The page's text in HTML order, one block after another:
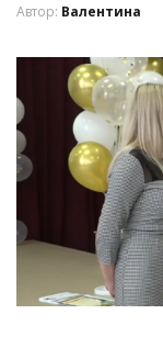
Автор: Валентина